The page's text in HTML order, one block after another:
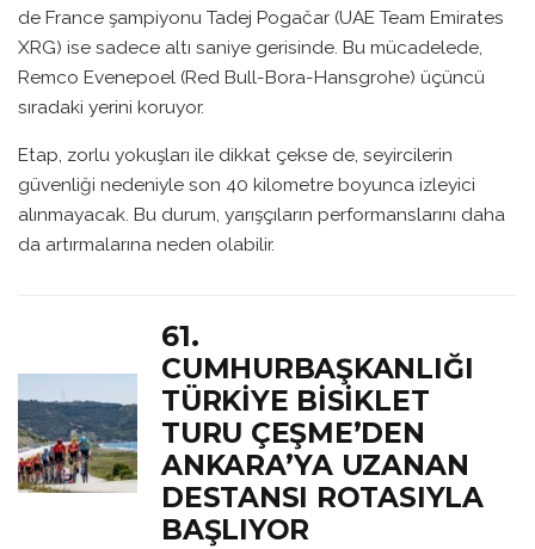
de France şampiyonu Tadej Pogačar (UAE Team Emirates
XRG) ise sadece altı saniye gerisinde. Bu mücadelede,
Remco Evenepoel (Red Bull-Bora-Hansgrohe) üçüncü
sıradaki yerini koruyor.
Etap, zorlu yokuşları ile dikkat çekse de, seyircilerin
güvenliği nedeniyle son 40 kilometre boyunca izleyici
alınmayacak. Bu durum, yarışçıların performanslarını daha
da artırmalarına neden olabilir.
61.
CUMHURBAŞKANLIĞI
TÜRKIYE BISIKLET
TURU ÇEŞME’DEN
ANKARA’YA UZANAN
DESTANSI ROTASIYLA
BAŞLIYOR